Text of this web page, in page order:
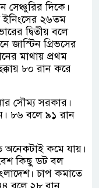
সেঞ্চুরির দিকে।
ইনিংসের ২৬তম
দ্বিতীয় বলে
জাস্টিন গ্রিভসের
মাথায় প্রথম
৮০ রান করে
সৌম্য সরকার।
৮৬ বলে ৯১ রান
অনেকটাই কমে যায়।
কিছু ডট বল
চাপ কমাতে